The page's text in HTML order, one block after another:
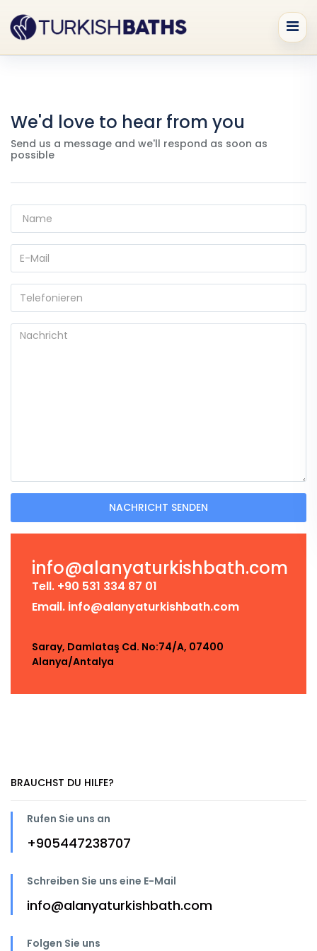
We'd love to hear from you
Send us a message and we'll respond as soon as
possible
NACHRICHT SENDEN
info@alanyaturkishbath.com
Tell. +90 531 334 87 01
Email. info@alanyaturkishbath.com
Saray, Damlataş Cd. No:74/A, 07400
Alanya/Antalya
BRAUCHST DU HILFE?
Rufen Sie uns an
+905447238707
Schreiben Sie uns eine E-Mail
info@alanyaturkishbath.com
Folgen Sie uns